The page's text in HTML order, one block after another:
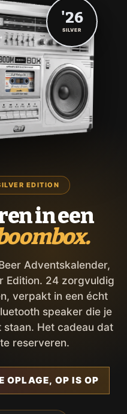
EDITION
in een
Adventskalender,
Edition. 24 zorgvuldig
verpakt in een écht
speaker die je
Het cadeau dat
reserveren.
OPLAGE, OP IS OP
'26
SILVER